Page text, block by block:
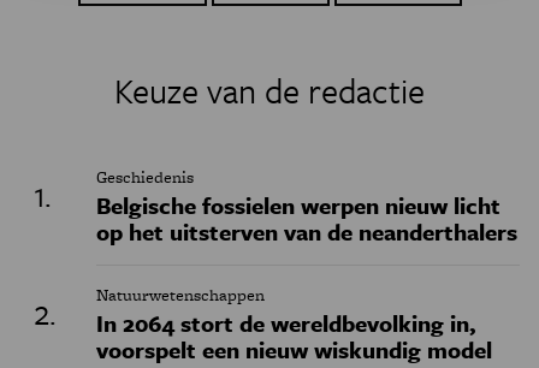
Keuze van de redactie
Geschiedenis
Belgische fossielen werpen nieuw licht
op het uitsterven van de neanderthalers
Natuurwetenschappen
In 2064 stort de wereldbevolking in,
voorspelt een nieuw wiskundig model